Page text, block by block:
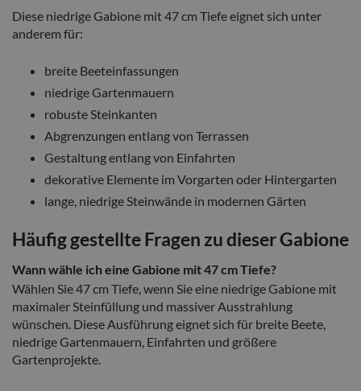
Diese niedrige Gabione mit 47 cm Tiefe eignet sich unter
anderem für:
breite Beeteinfassungen
niedrige Gartenmauern
robuste Steinkanten
Abgrenzungen entlang von Terrassen
Gestaltung entlang von Einfahrten
dekorative Elemente im Vorgarten oder Hintergarten
lange, niedrige Steinwände in modernen Gärten
Häufig gestellte Fragen zu dieser Gabione
Wann wähle ich eine Gabione mit 47 cm Tiefe?
Wählen Sie 47 cm Tiefe, wenn Sie eine niedrige Gabione mit
maximaler Steinfüllung und massiver Ausstrahlung
wünschen. Diese Ausführung eignet sich für breite Beete,
niedrige Gartenmauern, Einfahrten und größere
Gartenprojekte.